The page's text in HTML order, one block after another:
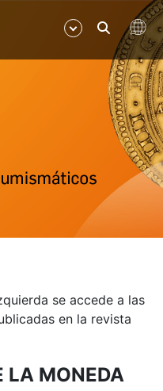
se accede a las
en la revista
LA MONEDA